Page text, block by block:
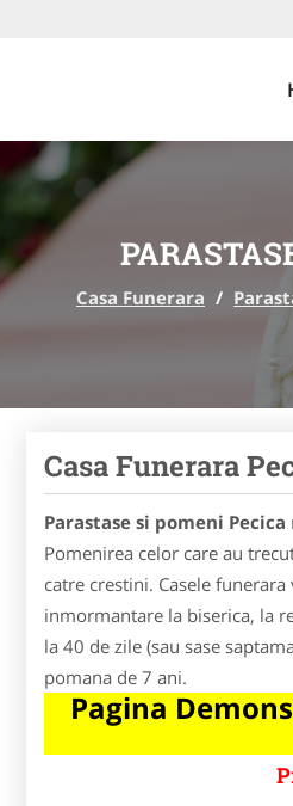
Casa Funerara /
Casa Funerara
Parastase si pomeni Pecica
Pomenirea celor care au
catre crestini. Casele
inmormantare la biserica, la
la 40 de zile (sau sase
pomana de 7 ani.
Pagina